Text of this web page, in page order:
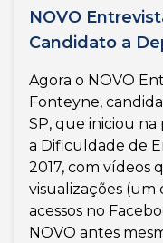
NOVO
Candidato a
Agora o NOVO
Fonteyne,
SP, que iniciou
a Dificuldade de
2017, com vídeos
visualizações (um
acessos no
NOVO antes